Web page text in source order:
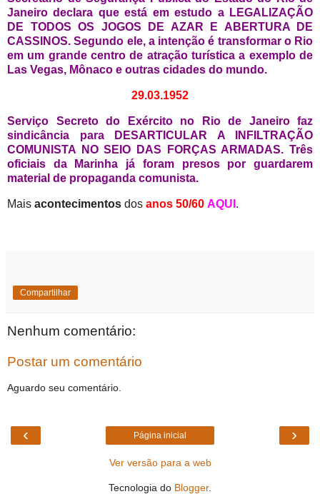
Janeiro declara que está em estudo a LEGALIZAÇÃO
DE TODOS OS JOGOS DE AZAR E ABERTURA DE
CASSINOS. Segundo ele, a intenção é transformar o Rio
em um grande centro de atração turística a exemplo de
Las Vegas, Mônaco e outras cidades do mundo.
29.03.1952
Serviço Secreto do Exército no Rio de Janeiro faz
sindicância para DESARTICULAR A INFILTRAÇÃO
COMUNISTA NO SEIO DAS FORÇAS ARMADAS. Três
oficiais da Marinha já foram presos por guardarem
material de propaganda comunista.
Mais acontecimentos dos anos 50/60 AQUI .
Compartilhar
Nenhum comentário:
Postar um comentário
Aguardo seu comentário.
‹ ›
Página inicial
Ver versão para a web
Tecnologia do Blogger.